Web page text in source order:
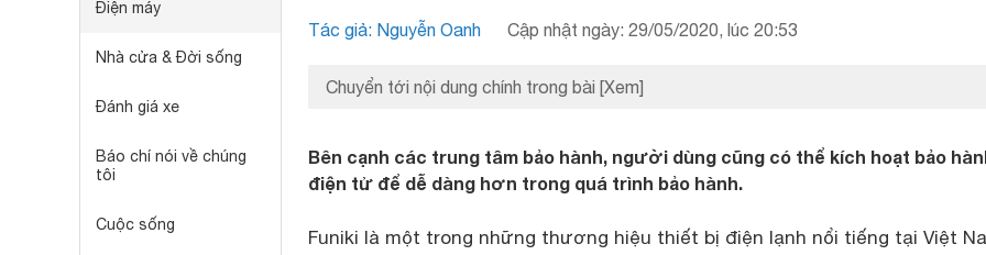
Điện máy
Nhà cửa & Đời sống
Đánh giá xe
Báo chí nói về chúng
tôi
Cuộc sống
Tác giả: Nguyễn Oanh Cập nhật ngày: 29/05/2020, lúc 20:53
Chuyển tới nội dung chính trong bài [Xem]
Bên cạnh các trung tâm bảo hành, người dùng cũng có thể kích hoạt bảo
điện tử để dễ dàng hơn trong quá trình bảo hành.
Funiki là một trong những thương hiệu thiết bị điện lạnh nổi tiếng tại Việt